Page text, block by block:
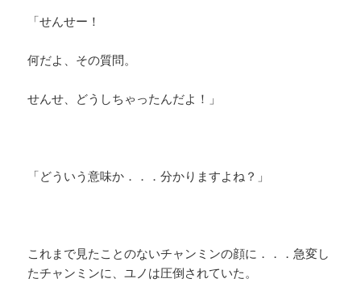
「せんせー！
何だよ、その質問。
せんせ、どうしちゃったんだよ！」
「どういう意味か．．．分かりますよね？」
これまで見たことのないチャンミンの顔に．．．急変し
たチャンミンに、ユノは圧倒されていた。